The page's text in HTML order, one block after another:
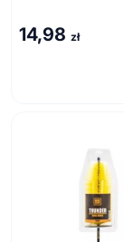
14,98 zł